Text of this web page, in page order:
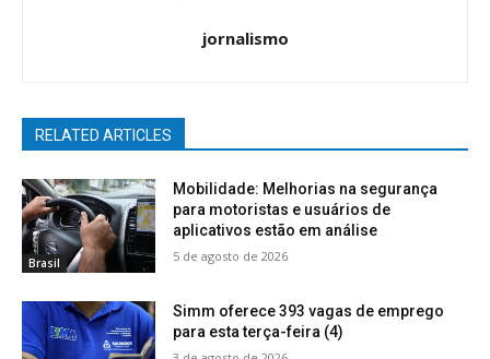
jornalismo
RELATED ARTICLES
Brasil
Mobilidade: Melhorias na segurança
para motoristas e usuários de
aplicativos estão em análise
5 de agosto de 2026
Simm oferece 393 vagas de emprego
para esta terça-feira (4)